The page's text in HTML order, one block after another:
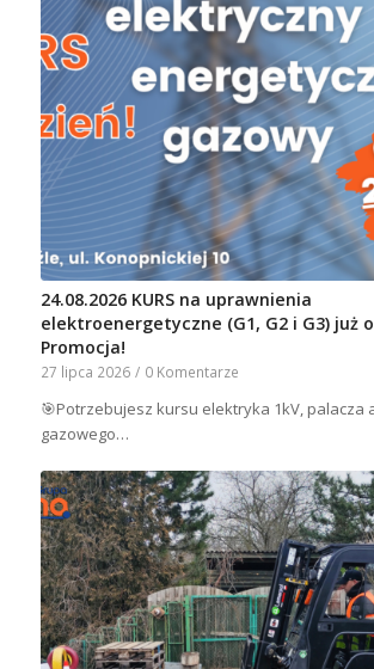
24.08.2026 KURS na uprawnienia
elektroenergetyczne (G1, G2 i G3) już
Promocja!
27 lipca 2026 / 0 Komentarze
🎯Potrzebujesz kursu elektryka 1kV, palacza
gazowego…